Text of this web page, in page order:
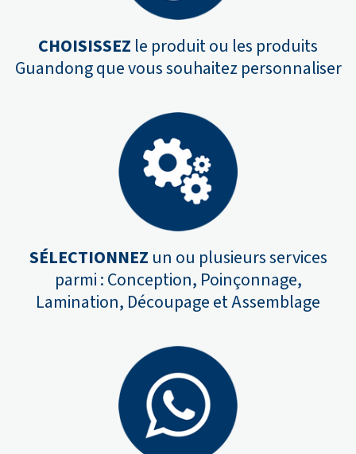
CHOISISSEZ le produit ou les produits
Guandong que vous souhaitez personnaliser
SÉLECTIONNEZ un ou plusieurs services
parmi : Conception, Poinçonnage,
Lamination, Découpage et Assemblage